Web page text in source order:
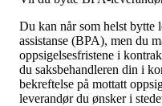
Du kan når som helst bytte
assistanse (BPA), men du
oppsigelsesfristene i
du saksbehandleren din i
bekreftelse på mottatt
leverandør du ønsker i